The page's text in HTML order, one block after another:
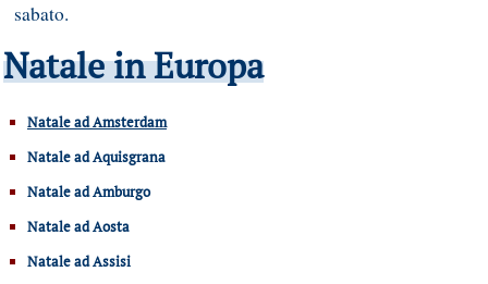
sabato.
Natale in Europa
Natale ad Amsterdam
Natale ad Aquisgrana
Natale ad Amburgo
Natale ad Aosta
Natale ad Assisi